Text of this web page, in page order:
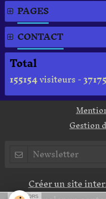
PAGES
CONTACT
Total
155154visiteurs -
Gestion
Créer un site
SPONSORS